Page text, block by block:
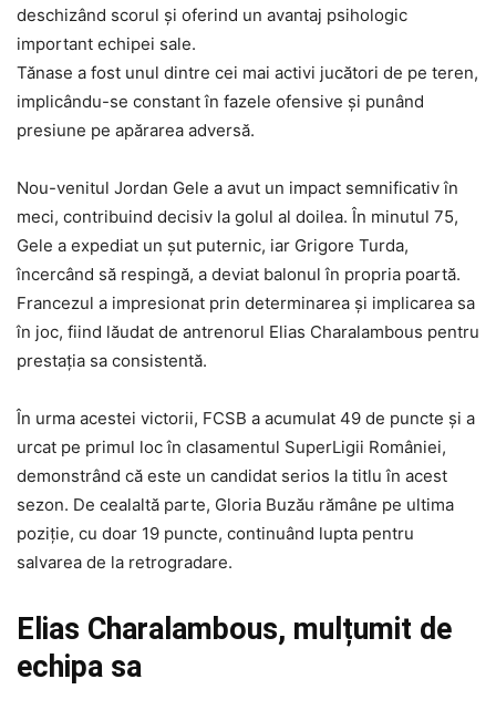
deschizând scorul și oferind un avantaj psihologic
important echipei sale.
Tănase a fost unul dintre cei mai activi jucători de pe teren,
implicându-se constant în fazele ofensive și punând
presiune pe apărarea adversă.
Nou-venitul Jordan Gele a avut un impact semnificativ în
meci, contribuind decisiv la golul al doilea. În minutul 75,
Gele a expediat un șut puternic, iar Grigore Turda,
încercând să respingă, a deviat balonul în propria poartă.
Francezul a impresionat prin determinarea și implicarea sa
în joc, fiind lăudat de antrenorul Elias Charalambous pentru
prestația sa consistentă.
În urma acestei victorii, FCSB a acumulat 49 de puncte și a
urcat pe primul loc în clasamentul SuperLigii României,
demonstrând că este un candidat serios la titlu în acest
sezon. De cealaltă parte, Gloria Buzău rămâne pe ultima
poziție, cu doar 19 puncte, continuând lupta pentru
salvarea de la retrogradare.
Elias Charalambous, mulțumit de
echipa sa